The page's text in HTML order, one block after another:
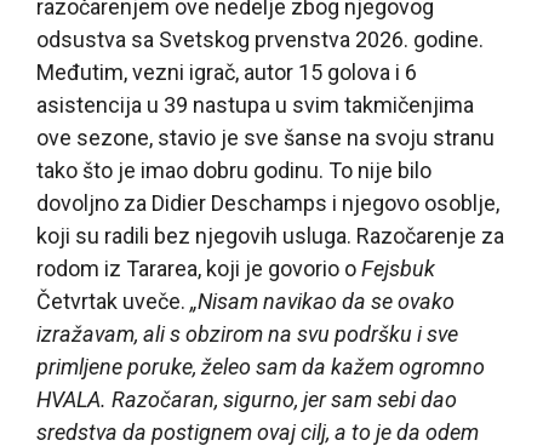
razočarenjem ove nedelje zbog njegovog
odsustva sa Svetskog prvenstva 2026. godine.
Međutim, vezni igrač, autor 15 golova i 6
asistencija u 39 nastupa u svim takmičenjima
ove sezone, stavio je sve šanse na svoju stranu
tako što je imao dobru godinu. To nije bilo
dovoljno za Didier Deschamps i njegovo osoblje,
koji su radili bez njegovih usluga. Razočarenje za
rodom iz Tararea, koji je govorio oFejsbuk
Četvrtak uveče. „Nisam navikao da se ovako
izražavam, ali s obzirom na svu podršku i sve
primljene poruke, želeo sam da kažem ogromno
HVALA. Razočaran, sigurno, jer sam sebi dao
sredstva da postignem ovaj cilj, a to je da odem